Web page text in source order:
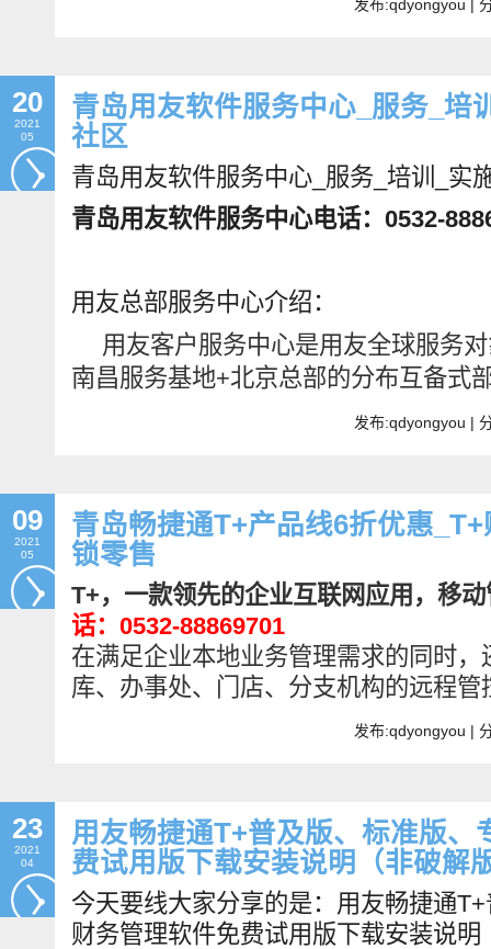
发布:qdyongyou |
20
2021
05
青岛用友软件服务中心_服务_培
社区
青岛用友软件服务中心_服务_培训_实
青岛用友软件服务中心电话：0532-
用友总部服务中心介绍：
用友客户服务中心是用友全球服务
南昌服务基地+北京总部的分布互备式
发布:qdyongyou |
09
2021
05
青岛畅捷通T+产品线6折优惠
锁零售
T+，一款领先的企业互联网应用，移
话：0532-88869701
在满足企业本地业务管理需求的同时
库、办事处、门店、分支机构的远程管
发布:qdyongyou |
23
2021
04
用友畅捷通T+普及版、标准版、
费试用版下载安装说明（非破解
今天要线大家分享的是：用友畅捷通
财务管理软件免费试用版下载安装说明